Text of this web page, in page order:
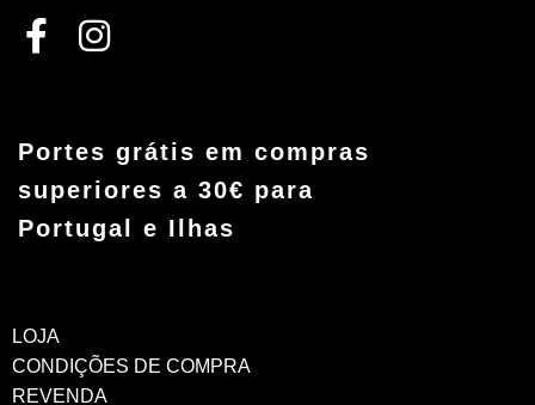
Portes grátis em compras
superiores a 30€ para
Portugal e Ilhas
LOJA
CONDIÇÕES DE COMPRA
REVENDA